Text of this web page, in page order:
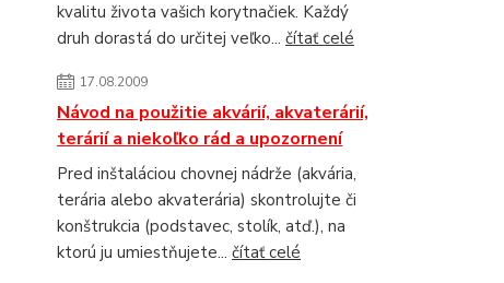
kvalitu života vašich korytnačiek. Každý
druh dorastá do určitej veľko... čítať celé
17.08.2009
Návod na použitie akvárií, akvaterárií,
terárií a niekoľko rád a upozornení
Pred inštaláciou chovnej nádrže (akvária,
terária alebo akvaterária) skontrolujte či
konštrukcia (podstavec, stolík, atď.), na
ktorú ju umiestňujete... čítať celé